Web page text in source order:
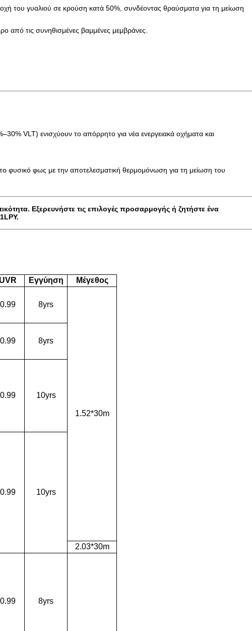
του γυαλιού σε κρούση κατά 50%, συνδέοντας θραύσματα για τη μείωση
από τις συνηθισμένες βαμμένες μεμβράνες.
VLT) ενισχύουν το απόρρητο για νέα ενεργειακά οχήματα και
το φυσικό φως με την αποτελεσματική θερμομόνωση για τη μείωση του
Εξερευνήστε τις επιλογές προσαρμογής ή ζητήστε ένα
UVR Εγγύηση Μέγεθος
0.99
8yrs
1.52*30m
0.99
8yrs
0.99 10yrs
0.99 10yrs
2.03*30m
0.99 8yrs